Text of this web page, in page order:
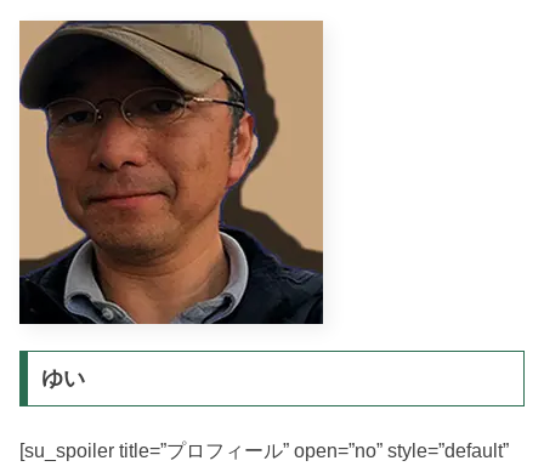
ゆい
[su_spoiler title=”プロフィール” open=”no” style=”default”